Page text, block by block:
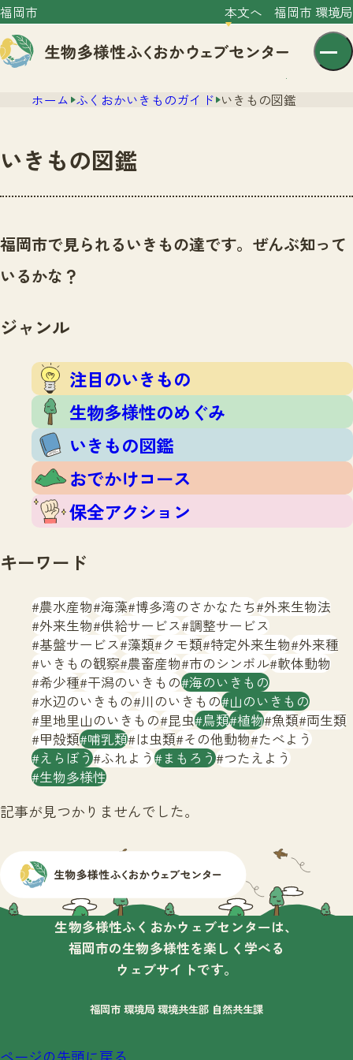
福岡市 本文へ 福岡市 環境局
文字サイズ 小 中 大
センター紹介
センター紹介TOP
サイトポリシー
ニュース
いきものガイド
注目のいきもの
生物多様性のめぐみ
いきもの図鑑
おでかけコース
保全アクション
イベント
いきもの調査隊
調査レポート
調査レポートTOP
調査結果
ふくおかいきものマップ
マッチング
マッチングTOP
掲載申し込みフォーム
お問合せ
生物多様性ふくおかウェブセンターとは
サイトマップ
ホーム ふくおかいきものガイド いきもの図鑑
いきもの図鑑
福岡市で見られるいきもの達です。ぜんぶ知って
いるかな？
ジャンル
注目のいきもの
生物多様性のめぐみ
いきもの図鑑
おでかけコース
保全アクション
キーワード
農水産物 海藻 博多湾のさかなたち 外来生物法
外来生物 供給サービス 調整サービス
基盤サービス 藻類 クモ類 特定外来生物 外来種
いきもの観察 農畜産物 市のシンボル 軟体動物
希少種 干潟のいきもの 海のいきもの
水辺のいきもの 川のいきもの 山のいきもの
里地里山のいきもの 昆虫 鳥類 植物 魚類 両生類
甲殻類 哺乳類 は虫類 その他動物 たべよう
えらぼう ふれよう まもろう つたえよう
生物多様性
記事が見つかりませんでした。
生物多様性ふくおかウェブセンターは、
福岡市の生物多様性を楽しく学べる
ウェブサイトです。
福岡市 環境局 環境共生部 自然共生課